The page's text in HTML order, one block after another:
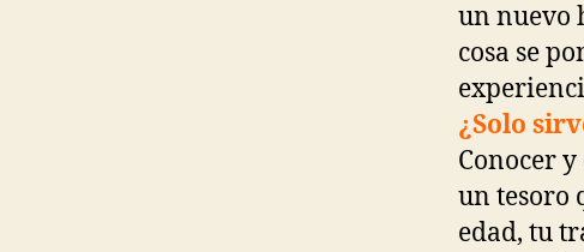
un nuevo
cosa se
¿Solo
Conocer
un tesoro
edad, tu